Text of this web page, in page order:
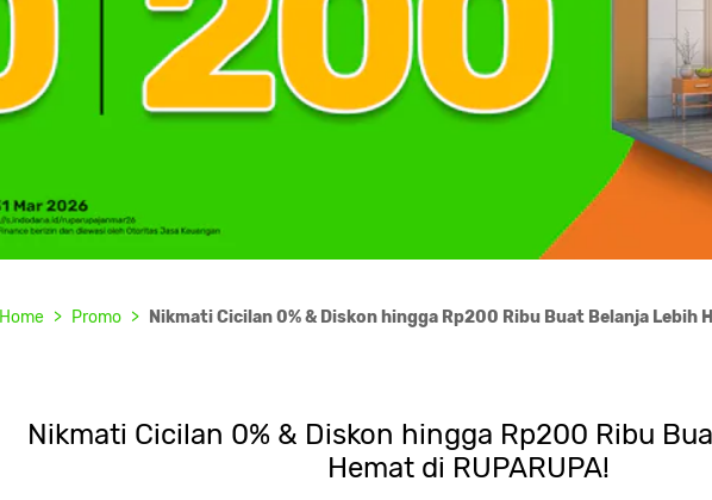
Home Promo Nikmati Cicilan 0% & Diskon hingga Rp200 Ribu Buat Belanja Lebih
Nikmati Cicilan 0% & Diskon hingga Rp200 Ribu
Hemat di RUPARUPA!